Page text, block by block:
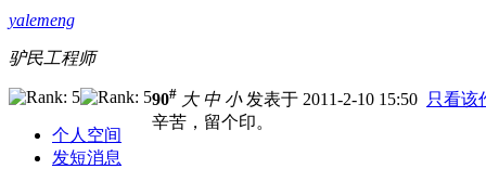
yalemeng
驴民工程师
个人空间
发短消息
90# 大 中 小发表于 2011-2-10 15:50 只看该
辛苦，留个印。